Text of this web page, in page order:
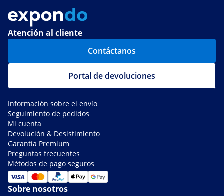
Atención al cliente
Contáctanos
Portal de devoluciones
Información sobre el envío
Seguimiento de pedidos
Mi cuenta
Devolución & Desistimiento
Garantía Premium
Preguntas frecuentes
Métodos de pago seguros
Sobre nosotros